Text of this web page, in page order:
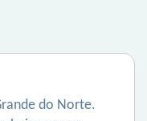
do Norte.